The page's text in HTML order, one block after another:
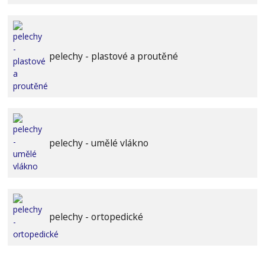
pelechy - plastové a proutěné
pelechy - umělé vlákno
pelechy - ortopedické